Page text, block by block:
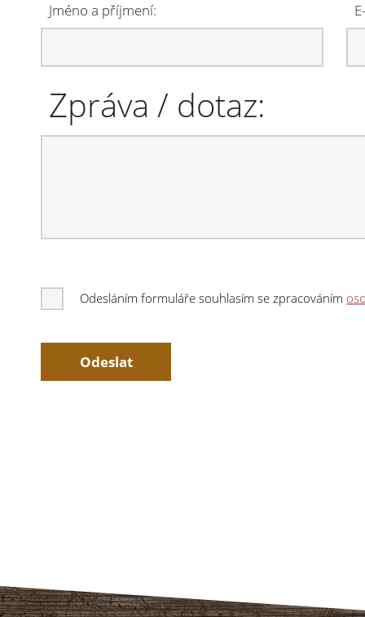
Jméno a příjmení:
Zpráva / dotaz:
Odesláním formuláře souhlasím se zpracováním